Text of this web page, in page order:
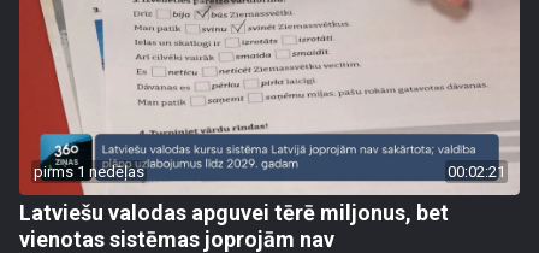
pirms 1 nedēļas 00:02:21
Latviešu valodas apguvei tērē miljonus, bet
vienotas sistēmas joprojām nav